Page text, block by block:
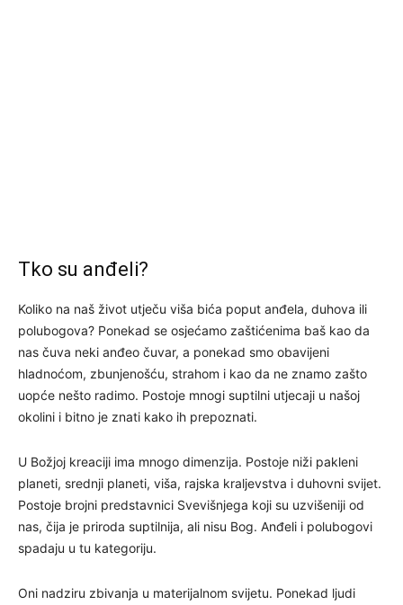
Tko su anđeli?
Koliko na naš život utječu viša bića poput anđela, duhova ili
polubogova? Ponekad se osjećamo zaštićenima baš kao da
nas čuva neki anđeo čuvar, a ponekad smo obavijeni
hladnoćom, zbunjenošću, strahom i kao da ne znamo zašto
uopće nešto radimo. Postoje mnogi suptilni utjecaji u našoj
okolini i bitno je znati kako ih prepoznati.
U Božjoj kreaciji ima mnogo dimenzija. Postoje niži pakleni
planeti, srednji planeti, viša, rajska kraljevstva i duhovni svijet.
Postoje brojni predstavnici Svevišnjega koji su uzvišeniji od
nas, čija je priroda suptilnija, ali nisu Bog. Anđeli i polubogovi
spadaju u tu kategoriju.
Oni nadziru zbivanja u materijalnom svijetu. Ponekad ljudi